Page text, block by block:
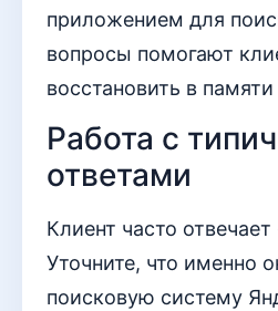
приложением для
вопросы помогают
восстановить в
Работа с
ответами
Клиент часто отвечает
Уточните, что именно
поисковую систему